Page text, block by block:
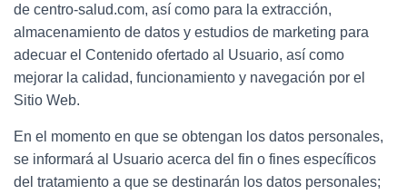
de centro-salud.com, así como para la extracción,
almacenamiento de datos y estudios de marketing para
adecuar el Contenido ofertado al Usuario, así como
mejorar la calidad, funcionamiento y navegación por el
Sitio Web.
En el momento en que se obtengan los datos personales,
se informará al Usuario acerca del fin o fines específicos
del tratamiento a que se destinarán los datos personales;